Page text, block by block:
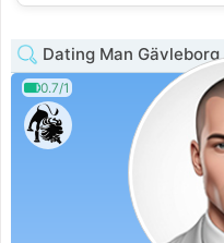
💕
Dating Man Gävleborg
0.7/1